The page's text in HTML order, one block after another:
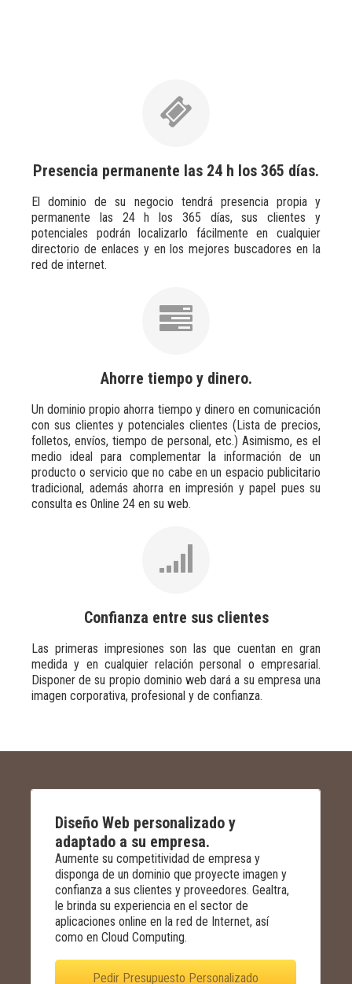
Presencia permanente las 24 h los 365 días.
El dominio de su negocio tendrá presencia propia y
permanente las 24 h los 365 días, sus clientes y
potenciales podrán localizarlo fácilmente en cualquier
directorio de enlaces y en los mejores buscadores en la
red de internet.
Ahorre tiempo y dinero.
Un dominio propio ahorra tiempo y dinero en comunicación
con sus clientes y potenciales clientes (Lista de precios,
folletos, envíos, tiempo de personal, etc.) Asimismo, es el
medio ideal para complementar la información de un
producto o servicio que no cabe en un espacio publicitario
tradicional, además ahorra en impresión y papel pues su
consulta es Online 24 en su web.
Confianza entre sus clientes
Las primeras impresiones son las que cuentan en gran
medida y en cualquier relación personal o empresarial.
Disponer de su propio dominio web dará a su empresa una
imagen corporativa, profesional y de confianza.
Diseño Web personalizado y
adaptado a su empresa.
Aumente su competitividad de empresa y
disponga de un dominio que proyecte imagen y
confianza a sus clientes y proveedores. Gealtra,
le brinda su experiencia en el sector de
aplicaciones online en la red de Internet, así
como en Cloud Computing.
Pedir Presupuesto Personalizado